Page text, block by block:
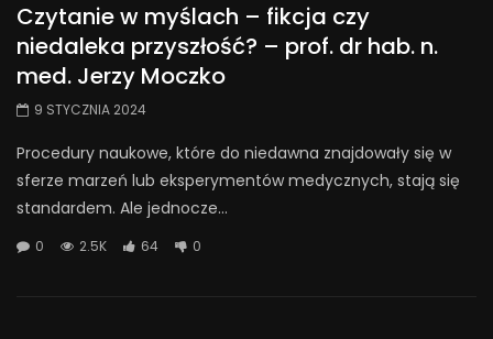
Czytanie w myślach – fikcja czy
niedaleka przyszłość? – prof. dr hab. n.
med. Jerzy Moczko
9 STYCZNIA 2024
Procedury naukowe, które do niedawna znajdowały się w
sferze marzeń lub eksperymentów medycznych, stają się
standardem. Ale jednocze...
0 2.5K 64 0